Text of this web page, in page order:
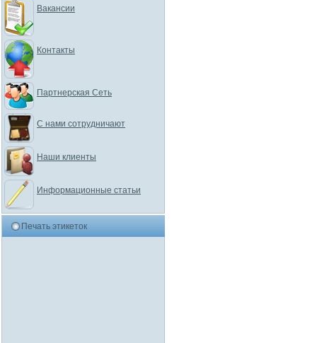
Вакансии
Контакты
Партнерская Сеть
С нами сотрудничают
Наши клиенты
Информационные статьи
Печать этикеток